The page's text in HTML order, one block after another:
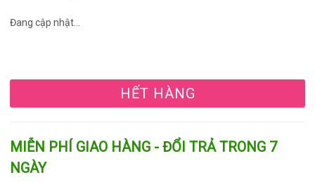
Đang cập nhật...
HẾT HÀNG
MIỄN PHÍ GIAO HÀNG - ĐỔI TRẢ TRONG 7
NGÀY